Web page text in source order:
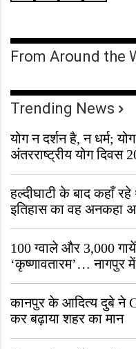
From Around the
Trending News
योग न दर्शन है, न धर्म;
अंतरराष्ट्रीय योग दिवस
हल्दीघाटी के बाद कहाँ
इतिहास का वह अनकहा
जीवित है
100 ग्वाले और 3,000
‘कृष्णावतारम’… नागपुर
“ऐसा तो सिर्फ़ कृष्ण ही
कानपुर के आदित्य दुबे ने
कर बढ़ाया शहर का मान